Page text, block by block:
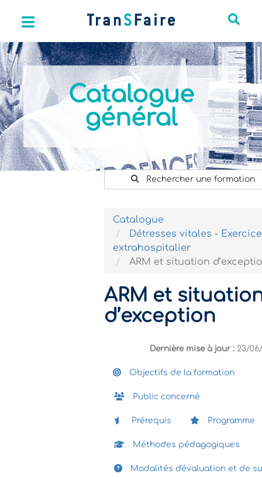
Catalogue
général
Rechercher une formation
Catalogue
Détresses vitales -
extrahospitalier
ARM et situation
ARM et
d’exception
Dernière mise à jour : 23/
Objectifs de la formation
Public concerné
Prérequis Programme
Méthodes pédagogiques
Modalités d'évaluation et de